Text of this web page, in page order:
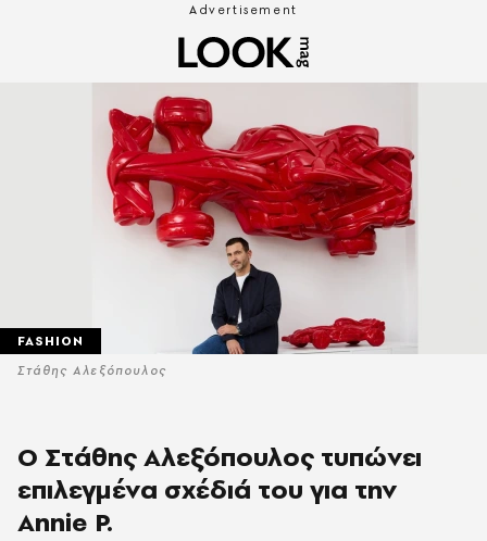
Στάθης Αλεξόπουλος
FASHION
Ο Στάθης Αλεξόπουλος τυπώνει
επιλεγμένα σχέδιά του για την
Annie P.